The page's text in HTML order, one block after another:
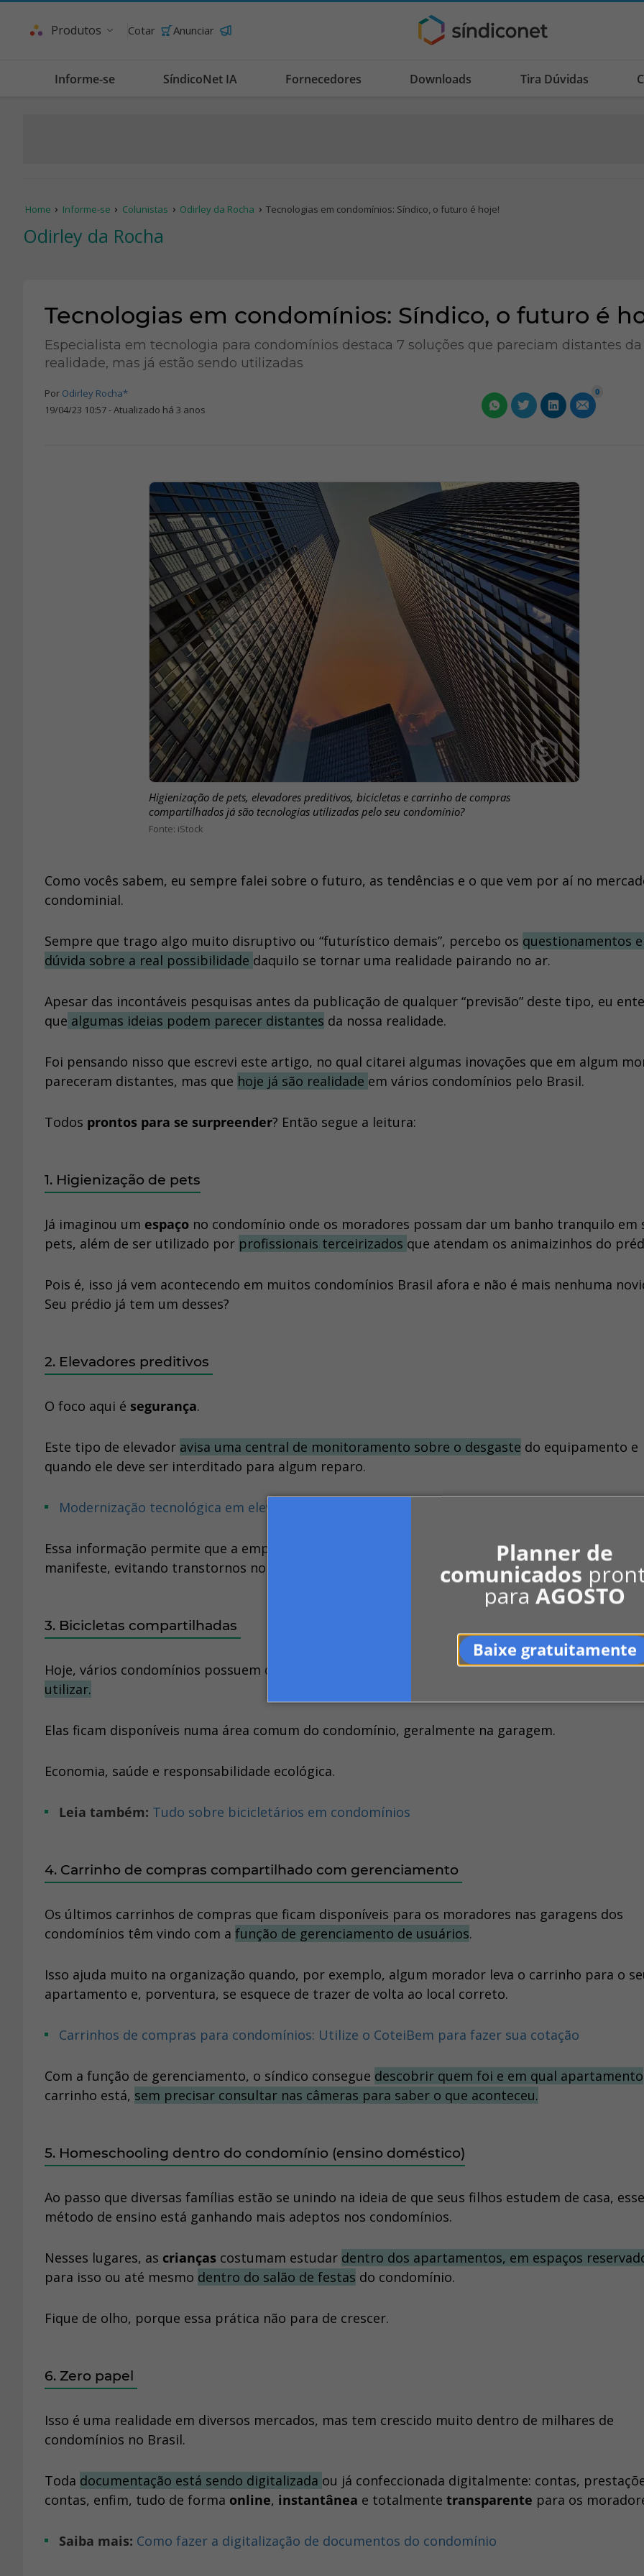
Planner de
comunicados
paraAGOSTO
Baixe gratuitamente
Produtos Cotar Anunciar
Informe-se SíndicoNet IA Fornecedores Downloads Tira Dúvidas
Home Informe-se Colunistas Odirley da Rocha Tecnologias em condomínios: Síndico, o futuro é hoje!
Odirley da Rocha
Tecnologias em condomínios: Síndico, o futuro é
Especialista em tecnologia para condomínios destaca 7 soluções que pareciam distantes da
realidade, mas já estão sendo utilizadas
Por Odirley Rocha*
19/04/23 10:57 - Atualizado há 3 anos
0
Higienização de pets, elevadores preditivos, bicicletas e carrinho de compras
compartilhados já são tecnologias utilizadas pelo seu condomínio?
iStock
Como vocês sabem, eu sempre falei sobre o futuro, as tendências e o que vem por aí no
condominial.
Sempre que trago algo muito disruptivo ou “futurístico demais”, percebo os questionamentos
dúvida sobre a real possibilidade daquilo se tornar uma realidade pairando no ar.
Apesar das incontáveis pesquisas antes da publicação de qualquer “previsão” deste tipo, eu
que algumas ideias podem parecer distantes da nossa realidade.
Foi pensando nisso que escrevi este artigo, no qual citarei algumas inovações que em algum
pareceram distantes, mas que hoje já são realidade em vários condomínios pelo Brasil.
Todos prontos para se surpreender? Então segue a leitura:
1. Higienização de pets
Já imaginou um espaço no condomínio onde os moradores possam dar um banho tranquilo em
pets, além de ser utilizado por profissionais terceirizados que atendam os animaizinhos do
Pois é, isso já vem acontecendo em muitos condomínios Brasil afora e não é mais nenhuma
Seu prédio já tem um desses?
2. Elevadores preditivos
O foco aqui é segurança.
Este tipo de elevador avisa uma central de monitoramento sobre o desgaste do equipamento e
quando ele deve ser interditado para algum reparo.
Modernização tecnológica em elevadores: Faça sua cotação no CoteiBem
Essa informação permite que a empresa possa tomar providências antes que qualquer
manifeste, evitando transtornos no condomínio.
3. Bicicletas compartilhadas
Hoje, vários condomínios possuem diversas bicicletas próprias, as quaisqualquer morador
utilizar.
Elas ficam disponíveis numa área comum do condomínio, geralmente na garagem.
Economia, saúde e responsabilidade ecológica.
Leia também: Tudo sobre bicicletários em condomínios
4. Carrinho de compras compartilhado com gerenciamento
Os últimos carrinhos de compras que ficam disponíveis para os moradores nas garagens dos
condomínios têm vindo com a função de gerenciamento de usuários.
Isso ajuda muito na organização quando, por exemplo, algum morador leva o carrinho para o
apartamento e, porventura, se esquece de trazer de volta ao local correto.
Carrinhos de compras para condomínios: Utilize o CoteiBem para fazer sua cotação
Com a função de gerenciamento, o síndico consegue descobrir quem foi e em qual apartamento
carrinho está, sem precisar consultar nas câmeras para saber o que aconteceu.
5. Homeschooling dentro do condomínio (ensino doméstico)
Ao passo que diversas famílias estão se unindo na ideia de que seus filhos estudem de casa, esse
método de ensino está ganhando mais adeptos nos condomínios.
Nesses lugares, as crianças costumam estudar dentro dos apartamentos, em espaços
para isso ou até mesmo dentro do salão de festas do condomínio.
Fique de olho, porque essa prática não para de crescer.
6. Zero papel
Isso é uma realidade em diversos mercados, mas tem crescido muito dentro de milhares de
condomínios no Brasil.
Toda documentação está sendo digitalizada ou já confeccionada digitalmente: contas,
contas, enfim, tudo de forma online, instantânea e totalmente transparente para os
Saiba mais: Como fazer a digitalização de documentos do condomínio